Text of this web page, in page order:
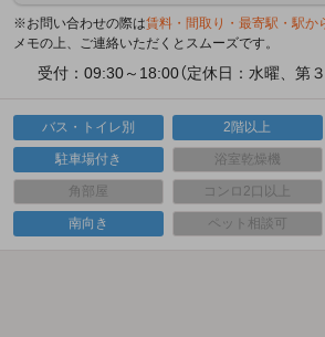
※お問い合わせの際は賃料・間取り・最寄駅・駅か
メモの上、ご連絡いただくとスムーズです。
受付：09:30～18:00（定休日：水曜、第
バス・トイレ別 2階以上
駐車場付き 浴室乾燥機
角部屋 コンロ2口以上
南向き ペット相談可